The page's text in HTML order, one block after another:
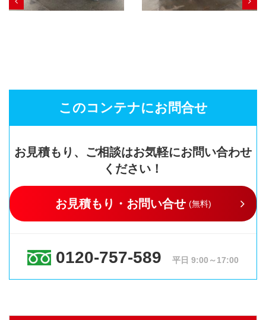
このコンテナにお問合せ
お見積もり、ご相談はお気軽にお問い合わせ
ください！
お見積もり・お問い合せ (無料)
0120-757-589 平日 9:00～17:00